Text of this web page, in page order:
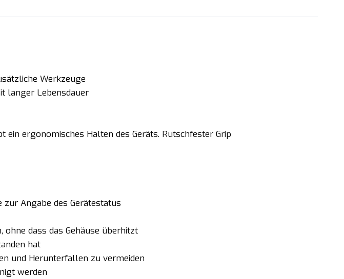
Werkzeuge
langer Lebensdauer
ein ergonomisches Halten des Geräts. Rutschfester Grip
Angabe des Gerätestatus
dass das Gehäuse überhitzt
hat
und Herunterfallen zu vermeiden
werden